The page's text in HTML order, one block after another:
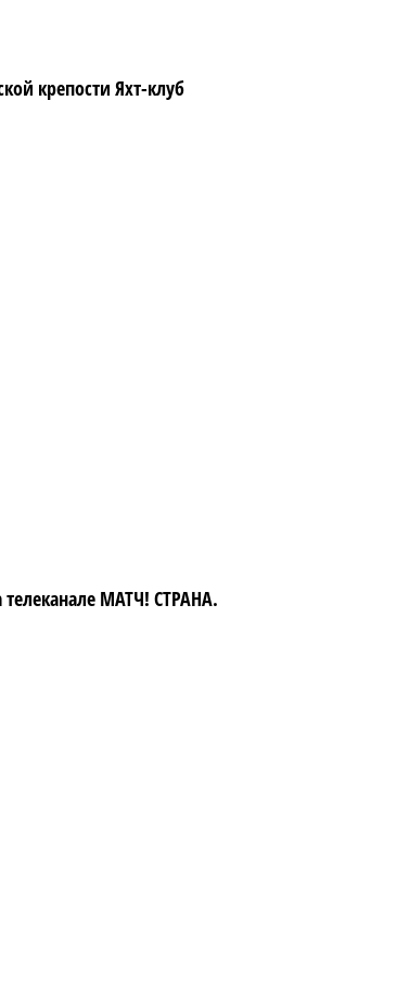
крепости Яхт-клуб
МАТЧ! СТРАНА.